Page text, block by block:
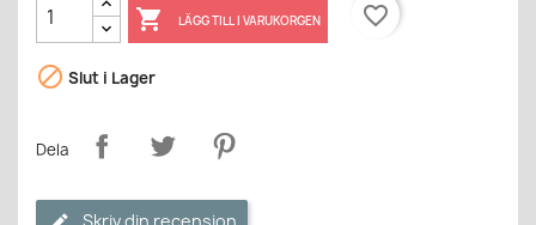
 LÄGG TILL I VARUKORGEN favorite_border
 Slut i Lager
Dela